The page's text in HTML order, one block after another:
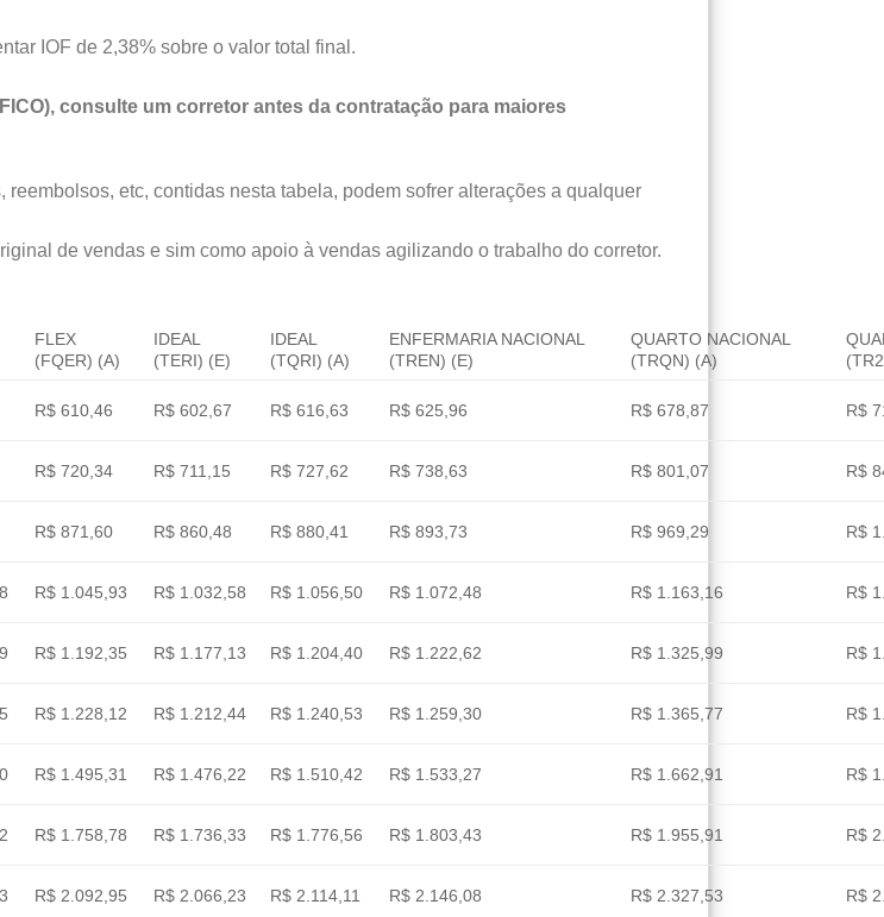
IOF de 2,38% sobre o valor total final.
consulte um corretor antes da contratação para maiores
etc, contidas nesta tabela, podem sofrer alterações a qualquer
de vendas e sim como apoio à vendas agilizando o trabalho do corretor.
FLEX
(FQER) (A)
IDEAL
(TERI) (E)
IDEAL
(TQRI) (A)
ENFERMARIA NACIONAL
(TREN) (E)
QUARTO NACIONAL
(TRQN) (A)
R$ 610,46 R$ 602,67 R$ 616,63 R$ 625,96 R$ 678,87 R$
R$ 720,34 R$ 711,15 R$ 727,62 R$ 738,63 R$ 801,07 R$
R$ 871,60 R$ 860,48 R$ 880,41 R$ 893,73 R$ 969,29 R$
R$ 1.045,93 R$ 1.032,58 R$ 1.056,50 R$ 1.072,48 R$ 1.163,16 R$
R$ 1.192,35 R$ 1.177,13 R$ 1.204,40 R$ 1.222,62 R$ 1.325,99 R$
R$ 1.228,12 R$ 1.212,44 R$ 1.240,53 R$ 1.259,30 R$ 1.365,77 R$
R$ 1.495,31 R$ 1.476,22 R$ 1.510,42 R$ 1.533,27 R$ 1.662,91 R$
R$ 1.758,78 R$ 1.736,33 R$ 1.776,56 R$ 1.803,43 R$ 1.955,91 R$
R$ 2.092,95 R$ 2.066,23 R$ 2.114,11 R$ 2.146,08 R$ 2.327,53 R$